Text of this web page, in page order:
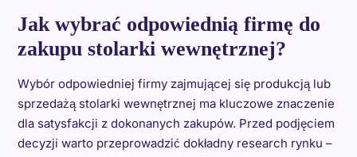
Jak wybrać odpowiednią firmę do
zakupu stolarki wewnętrznej?
Wybór odpowiedniej firmy zajmującej się produkcją lub
sprzedażą stolarki wewnętrznej ma kluczowe znaczenie
dla satysfakcji z dokonanych zakupów. Przed podjęciem
decyzji warto przeprowadzić dokładny research rynku –